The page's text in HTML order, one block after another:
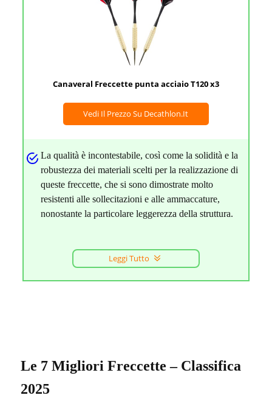
Canaveral Freccette punta acciaio T120 x3
Vedi Il Prezzo Su Decathlon.it
La qualità è incontestabile, così come la solidità e la
robustezza dei materiali scelti per la realizzazione di
queste freccette, che si sono dimostrate molto
resistenti alle sollecitazioni e alle ammaccature,
nonostante la particolare leggerezza della struttura.
Leggi Tutto
Le 7 Migliori Freccette – Classifica
2025